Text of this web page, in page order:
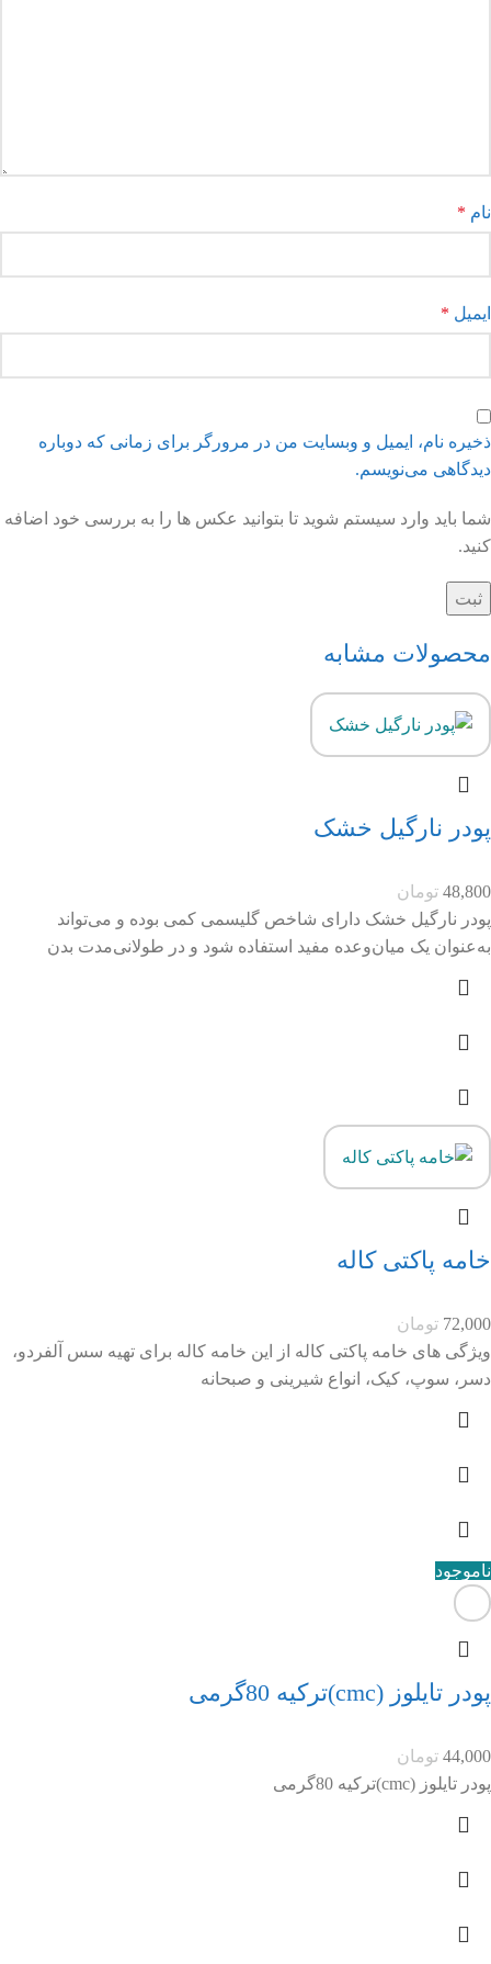
نام *
ایمیل *
ذخیره نام، ایمیل و وبسایت من در مرورگر برای زمانی که دوباره
دیدگاهی می‌نویسم.
شما باید وارد سیستم شوید تا بتوانید عکس ها را به بررسی خود اضافه
کنید.
محصولات مشابه
پودر نارگیل خشک
48,800 تومان
پودر نارگیل خشک دارای شاخص گلیسمی کمی بوده و می‌تواند
به‌عنوان یک میان‌وعده مفید استفاده شود و در طولانی‌مدت بدن
خامه پاکتی کاله
72,000 تومان
ویژگی های خامه پاکتی کاله از این خامه کاله برای تهیه سس آلفردو،
دسر، سوپ، کیک، انواع شیرینی و صبحانه
ناموجود
پودر تایلوز (cmc)ترکیه 80گرمی
44,000 تومان
پودر تایلوز (cmc)ترکیه 80گرمی